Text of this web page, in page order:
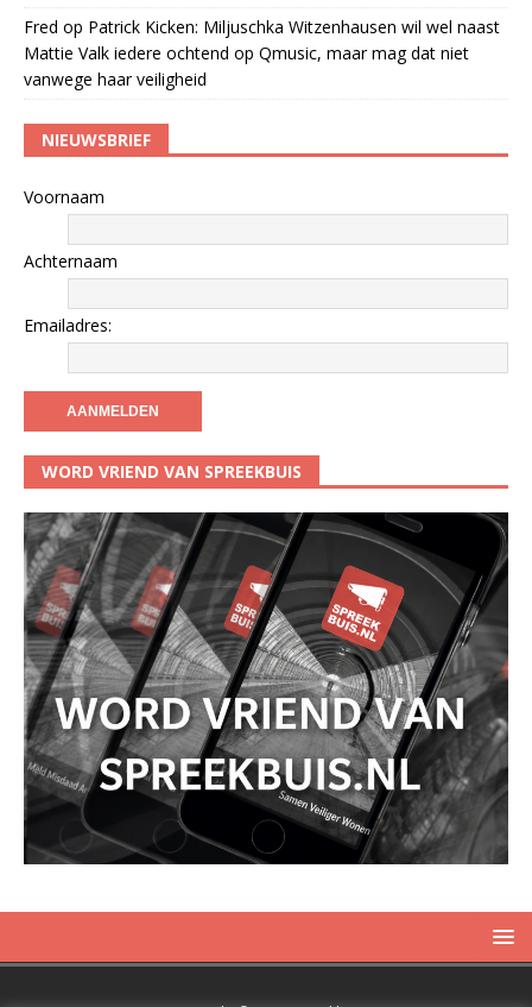
Fred op Patrick Kicken: Miljuschka Witzenhausen wil wel naast
Mattie Valk iedere ochtend op Qmusic, maar mag dat niet
vanwege haar veiligheid
NIEUWSBRIEF
Voornaam
Achternaam
Emailadres:
WORD VRIEND VAN SPREEKBUIS